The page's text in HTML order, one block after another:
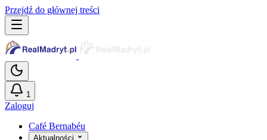
Przejdź do głównej treści
1
Zaloguj
Café Bernabéu
Aktualności